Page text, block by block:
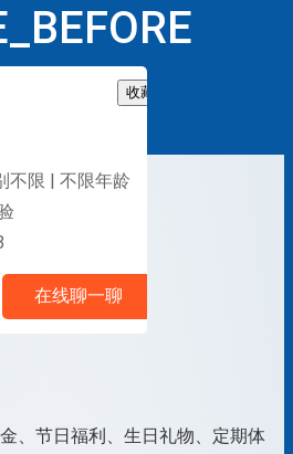
收藏
不限 | 不限年龄
在线聊一聊
、节日福利、生日礼物、定期体